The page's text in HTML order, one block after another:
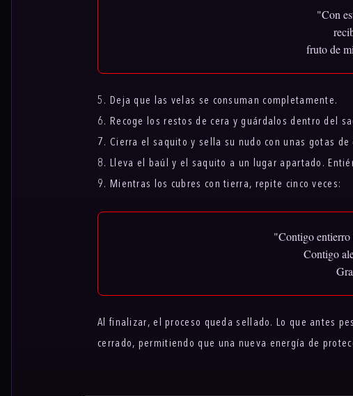
"Con
fruto de
5. Deja que las velas se consuman completamente.
6. Recoge los restos de cera y guárdalos dentro del
7. Cierra el saquito y sella su nudo con unas gotas de
8. Lleva el baúl y el saquito a un lugar apartado.
9. Mientras los cubres con tierra, repite cinco veces:
"Contigo
Contigo
Al finalizar, el proceso queda sellado. Lo que antes
cerrado, permitiendo que una nueva energía de